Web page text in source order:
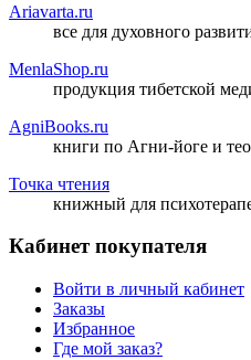
Ariavarta.ru
все для духовного
MenlaShop.ru
продукция тибетской
AgniBooks.ru
книги по Агни-йоге и
Точка чтения
книжный для
Кабинет покупателя
Войти в личный кабинет
Заказы
Избранное
Где мой заказ?